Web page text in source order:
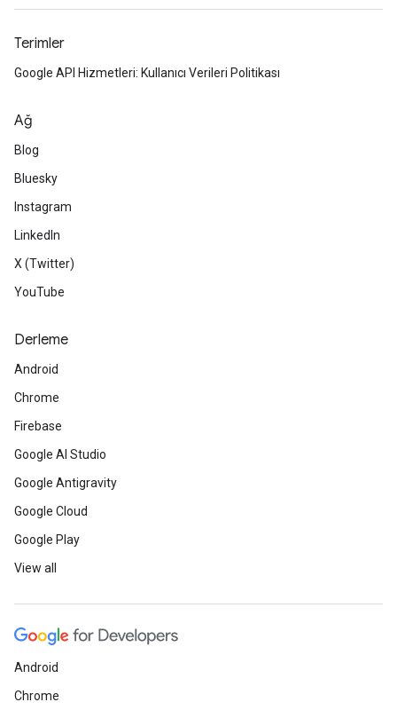
Terimler
Google API Hizmetleri: Kullanıcı Verileri Politikası
Ağ
Blog
Bluesky
Instagram
LinkedIn
X (Twitter)
YouTube
Derleme
Android
Chrome
Firebase
Google AI Studio
Google Antigravity
Google Cloud
Google Play
View all
Android
Chrome